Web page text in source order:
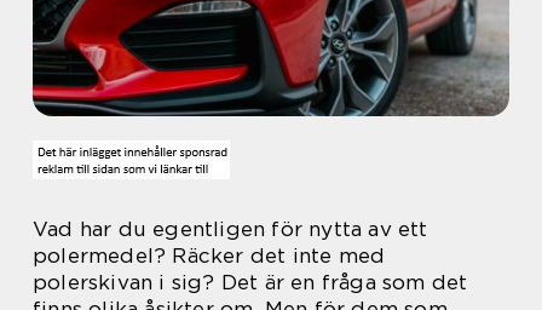
Vad har du egentligen för nytta av ett
polermedel? Räcker det inte med
polerskivan i sig? Det är en fråga som det